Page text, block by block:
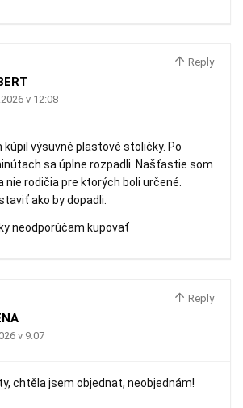
Reply
v 12:08
kúpil výsuvné plastové stoličky. Po
sa úplne rozpadli. Našťastie som
nie rodičia pre ktorých boli určené.
ako by dopadli.
neodporúčam kupovať
Reply
v 9:07
chtěla jsem objednat, neobjednám!